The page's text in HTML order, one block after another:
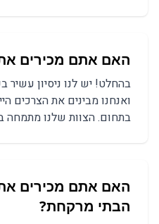
האם אתם מכירים
בהחלט! יש לנו ניסיון
ואנחנו מבינים את הצרכים
בתחום. הצוות שלנו מתמחה
האם אתם מכירים
הבתי מרקחת?